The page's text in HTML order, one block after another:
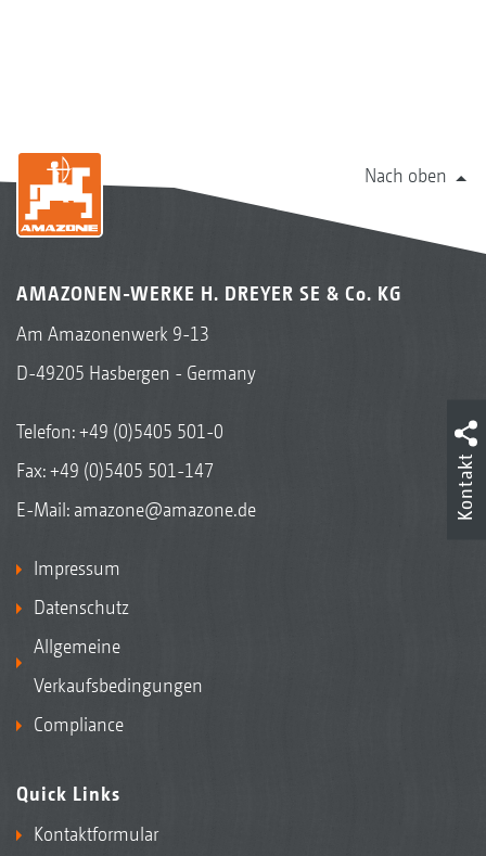
Nach oben
AMAZONEN-WERKE H. DREYER SE & Co. KG
Am Amazonenwerk 9-13
D-49205 Hasbergen - Germany
Telefon:+49 (0)5405 501-0
Fax: +49 (0)5405 501-147
E-Mail: amazone@amazone.de
Impressum
Datenschutz
Allgemeine
Verkaufsbedingungen
Compliance
Quick Links
Kontaktformular
Kontakt